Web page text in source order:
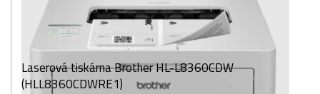
Laserová tiskárna Brother HL-L8360CDW
(HLL8360CDWRE1)